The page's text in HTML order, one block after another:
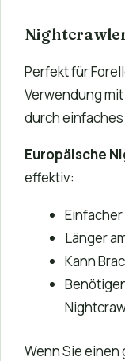
Perfekt für
Verwendung
durch einfaches
Europäische
effektiv:
Länger
Kann
Wenn Sie einen